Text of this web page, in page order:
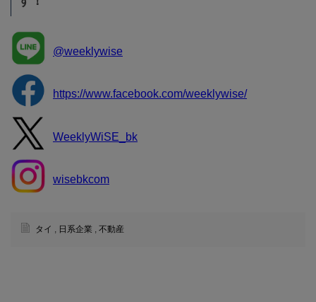
@weeklywise
https://www.facebook.com/weeklywise/
WeeklyWiSE_bk
wisebkcom
タイ , 日系企業 , 不動産